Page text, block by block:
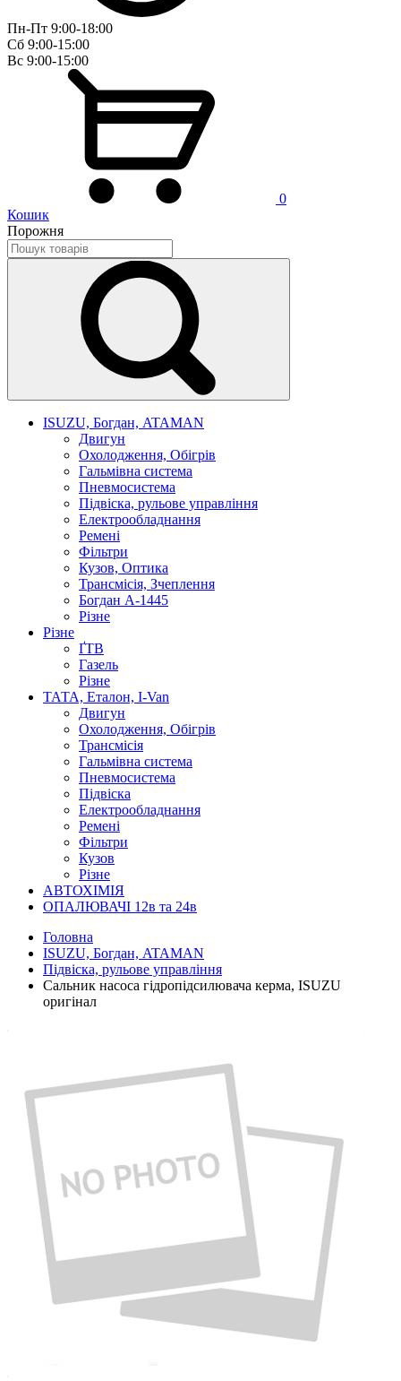
Пн-Пт 9:00-18:00
Сб 9:00-15:00
Вс 9:00-15:00
0
Кошик
Порожня
ISUZU, Богдан, ATAMAN
Двигун
Охолодження, Обігрів
Гальмівна система
Пневмосистема
Підвіска, рульове управління
Електрообладнання
Ремені
Фільтри
Кузов, Оптика
Трансмісія, Зчеплення
Богдан А-1445
Різне
Різне
ҐТВ
Газель
Різне
ТАТА, Еталон, I-Van
Двигун
Охолодження, Обігрів
Трансмісія
Гальмівна система
Пневмосистема
Підвіска
Електрообладнання
Ремені
Фільтри
Кузов
Різне
АВТОХІМІЯ
ОПАЛЮВАЧІ 12в та 24в
Головна
ISUZU, Богдан, ATAMAN
Підвіска, рульове управління
Сальник насоса гідропідсилювача керма, ISUZU
оригінал